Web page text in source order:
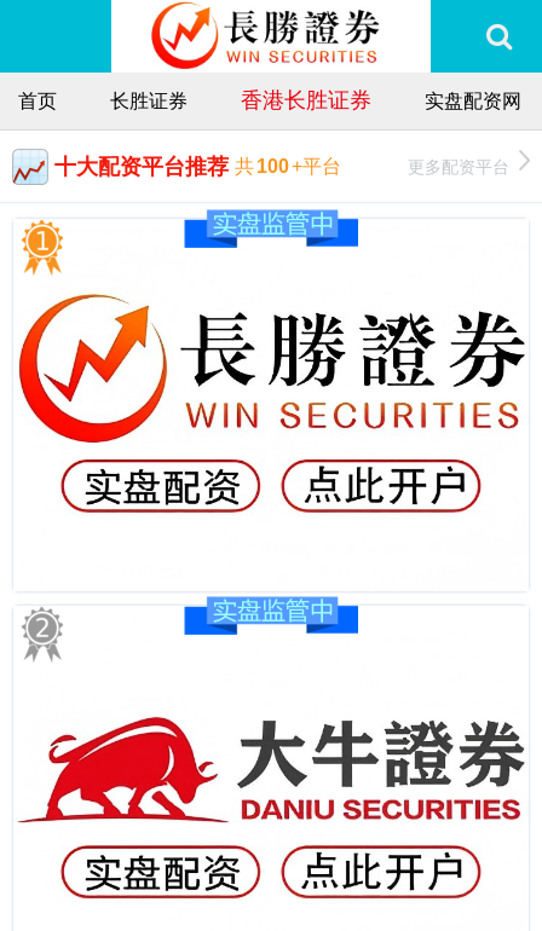
首页 长胜证券 香港长胜证券 实盘配资网
十大配资平台推荐 共100+平台 更多配资平台